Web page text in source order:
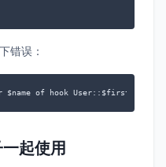
错误：
of hook
起使用